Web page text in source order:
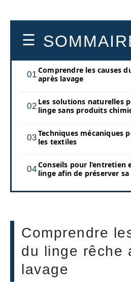
Comprendre les causes
après lavage
Les solutions naturelles
linge sans produits
Techniques mécaniques
les textiles
Conseils pour l’entretien
linge afin de préserver
Comprendre
du linge rêche
lavage